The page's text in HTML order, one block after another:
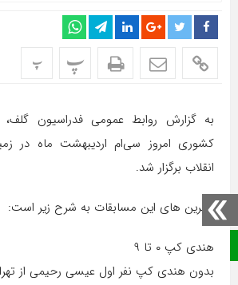
صفحه نخست
پ پ
به گزارش روابط عمومی فدراسیون گلف،
کشوری امروز سی‌ام اردیبهشت ماه در
انقلاب برگزار شد.
برترین های این مسابقات به شرح زیر است:
هندی کپ ۰ تا ۹
بدون هندی کپ نفر اول عیسی رحیمی از